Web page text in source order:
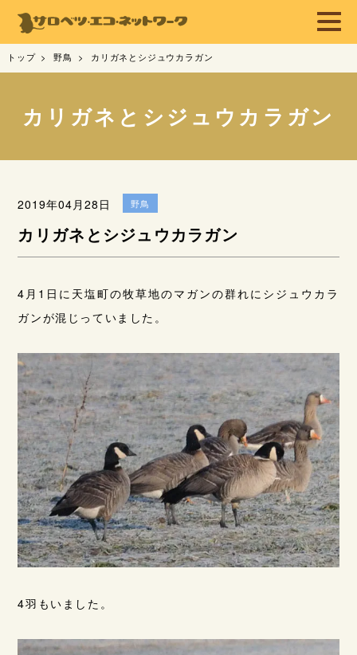
トップ 野鳥 カリガネとシジュウカラガン
カリガネとシジュウカラガン
2019年04月28日 野鳥
カリガネとシジュウカラガン
4月1日に天塩町の牧草地のマガンの群れにシジュウカラ
ガンが混じっていました。
4羽もいました。